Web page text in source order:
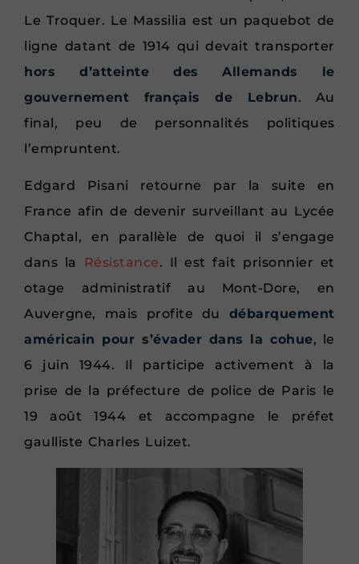
Le Troquer. Le Massilia est un paquebot de
ligne datant de 1914 qui devait transporter
hors d’atteinte des Allemands le
gouvernement français de Lebrun. Au
final, peu de personnalités politiques
l’empruntent.
Edgard Pisani retourne par la suite en
France afin de devenir surveillant au Lycée
Chaptal, en parallèle de quoi il s’engage
dans la
Résistance. Il est fait prisonnier et
otage administratif au Mont-Dore, en
Auvergne, mais profite du débarquement
américain pour s’évader dans la cohue, le
6 juin 1944. Il participe activement à la
prise de la préfecture de police de Paris le
19 août 1944 et accompagne le préfet
gaulliste Charles Luizet.